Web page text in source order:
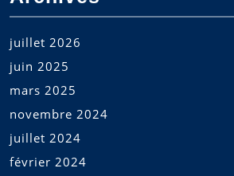
juillet 2026
juin 2025
mars 2025
novembre 2024
juillet 2024
février 2024